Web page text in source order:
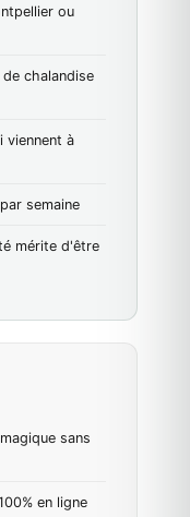
ou
chalandise
viennent à
semaine
mérite d'être
sans
en ligne